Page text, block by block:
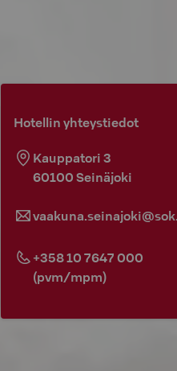
Hotellin yhteystiedot
Kauppatori 3
60100 Seinäjoki
+358 10 7647 000
(pvm/mpm)